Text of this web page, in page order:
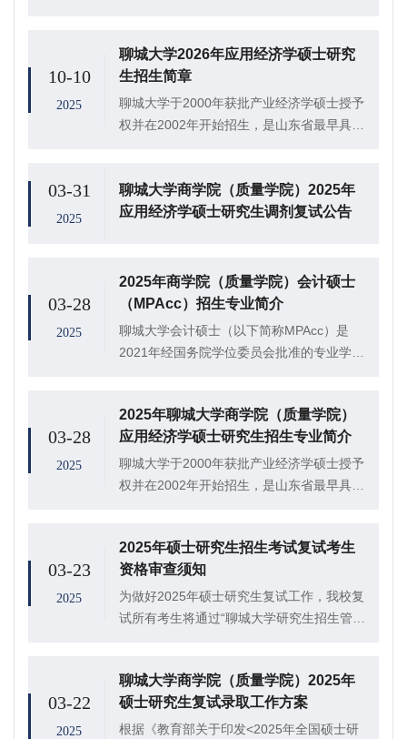
点、MBA学位点和工商管理、会计学...
10-10
2025
聊城大学2026年应用经济学硕士研究
生招生简章
聊城大学于2000年获批产业经济学硕士授予
权并在2002年开始招生，是山东省最早具有
硕士学位授予权，2011年获应用经...
03-31
2025
聊城大学商学院（质量学院）2025年
应用经济学硕士研究生调剂复试公告
03-28
2025
2025年商学院（质量学院）会计硕士
（MPAcc）招生专业简介
聊城大学会计硕士（以下简称MPAcc）是
2021年经国务院学位委员会批准的专业学位
点、MBA学位点和工商管理、会计学...
03-28
2025
2025年聊城大学商学院（质量学院）
应用经济学硕士研究生招生专业简介
聊城大学于2000年获批产业经济学硕士授予
权并在2002年开始招生，是山东省最早具有
硕士学位授予权，2011年获应用经...
03-23
2025
2025年硕士研究生招生考试复试考生
资格审查须知
为做好2025年硕士研究生复试工作，我校复
试所有考生将通过“聊城大学研究生招生管理
就相关事项做如下说明：
03-22
2025
聊城大学商学院（质量学院）2025年
硕士研究生复试录取工作方案
根据《教育部关于印发<2025年全国硕士研